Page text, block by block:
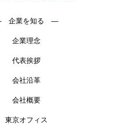
企業を知る ―
企業理念
代表挨拶
会社沿革
会社概要
東京オフィス